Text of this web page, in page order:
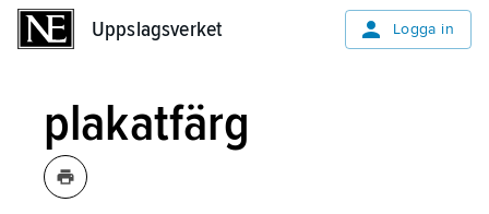
Uppslagsverket Logga in
plakatfärg